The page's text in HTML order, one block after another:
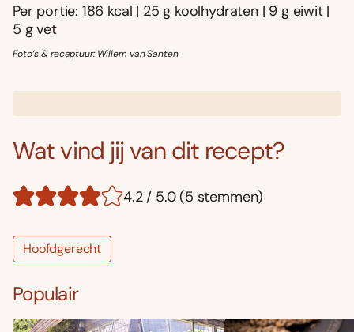
Per portie: 186 kcal | 25 g koolhydraten | 9 g eiwit |
5 g vet
Foto’s & receptuur: Willem van Santen
Wat vind jij van dit recept?
4.2 / 5.0 (5 stemmen)
Hoofdgerecht
Populair